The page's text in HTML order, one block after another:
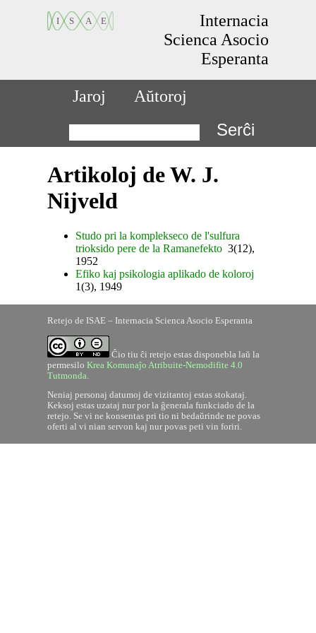
Internacia
Scienca Asocio
Esperanta
Jaroj Aŭtoroj
Serĉi
Artikoloj de W. J.
Nijveld
Studo pri la komplekseco de l'sulfura
trioksido pere de la Ramanefekto 3(12),
1952
Efiko kaj psikologia aplikado de koloroj
1(3), 1949
Retejo de ISAE – Internacia Scienca Asocio Esperanta
Ĉio tiu ĉi retejo estas disponebla laŭ la
permesiloKrea Komunaĵo Atribuite-Nemodifite 4.0
Tutmonda
Neniaj personaj datumoj de vizitantoj estas stokataj.
Keksoj estas uzataj nur por la ĝenerala funkciado de la
retejo. Se vi ne konsentas pri tio ni bedaŭrinde ne povas
oferti al vi nian servon kaj nur povas peti vin foriri.